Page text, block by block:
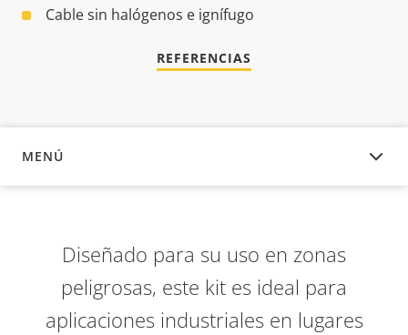
Cable sin halógenos e ignífugo
REFERENCIAS
MENÚ
DESCRIPCIÓN
Diseñado para su uso en zonas
peligrosas, este kit es ideal para
aplicaciones industriales en lugares